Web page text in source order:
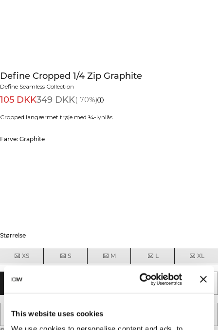
This website uses cookies
Define Cropped 1/4 Zip Graphite
Define Seamless Collection
105 DKK349 DKK(-70%)
Cropped langærmet trøje med ¼-lynlås.
Farve: Graphite
Størrelse
XS S M L XL
UDSOLGT - GIV MIG BESKED
TILFØJ TIL ØNSKESKYEN